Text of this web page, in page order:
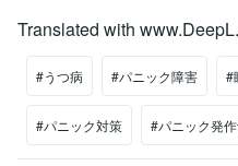
Translated with
#うつ病 #パニック障害 #
#パニック対策 #パニック発